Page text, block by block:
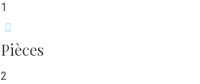
1
Pièces
2